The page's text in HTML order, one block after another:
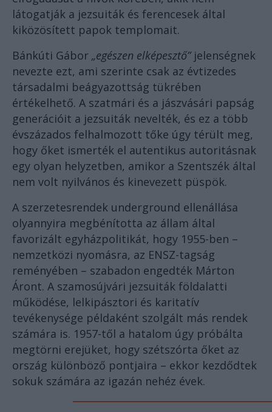
látogatják a jezsuiták és ferencesek által
kiközösített papok templomait.
Bánkúti Gábor „egészen elképesztő”jelenségnek
nevezte ezt, ami szerinte csak az évtizedes
társadalmi beágyazottság tükrében
értékelhető. A szatmári és a jászvásári papság
generációit a jezsuiták nevelték, és ez a több
évszázados felhalmozott tőke úgy térült meg,
hogy őket ismerték el autentikus autoritásnak
egy olyan helyzetben, amikor a Szentszék által
nem volt nyilvános és kinevezett püspök.
A szerzetesrendek underground ellenállása
olyannyira megbénította az állam által
favorizált egyházpolitikát, hogy 1955-ben –
nemzetközi nyomásra, az ENSZ-tagság
reményében – szabadon engedték Márton
Áront. A szamosújvári jezsuiták földalatti
működése, lelkipásztori és karitatív
tevékenysége példaként szolgált más rendek
számára is. 1957-től a hatalom úgy próbálta
megtörni erejüket, hogy szétszórta őket az
ország különböző pontjaira – ekkor kezdődtek
sokuk számára az igazán nehéz évek.